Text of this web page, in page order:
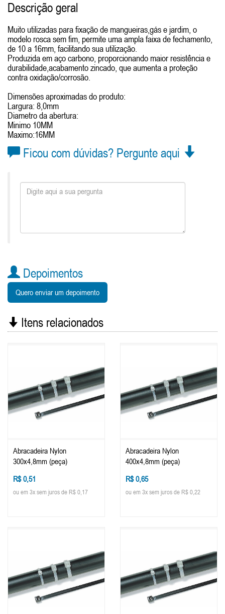
Descrição geral
Muito utilizadas para fixação de mangueiras,gás e jardim, o
modelo rosca sem fim, permite uma ampla faixa de fechamento,
de 10 a 16mm, facilitando sua utilização.
Produzida em aço carbono, proporcionando maior resistência e
durabilidade,acabamento zincado, que aumenta a proteção
contra oxidação/corrosão.
Dimensões aproximadas do produto:
Largura: 8,0mm
Diametro da abertura:
Minimo 10MM
Maximo:16MM
Ficou com dúvidas? Pergunte aqui
Depoimentos
Quero enviar um depoimento
Itens relacionados
Abracadeira Nylon
300x4,8mm (peça)
R$ 0,51
ou em 3x sem juros de R$ 0,17
Abracadeira Nylon
400x4,8mm (peça)
R$ 0,65
ou em 3x sem juros de R$ 0,22